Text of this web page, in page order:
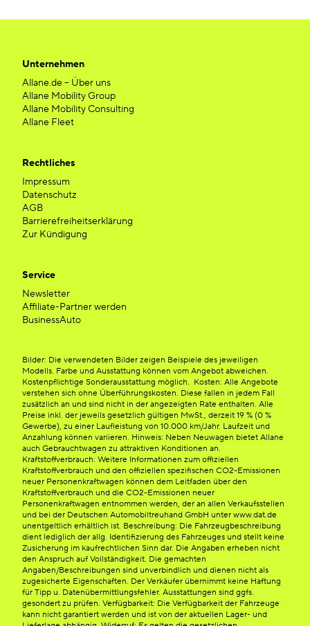
Unternehmen
Allane.de – Über uns
Allane Mobility Group
Allane Mobility Consulting
Allane Fleet
Rechtliches
Impressum
Datenschutz
AGB
Barrierefreiheitserklärung
Zur Kündigung
Service
Newsletter
Affiliate-Partner werden
BusinessAuto
Bilder: Die verwendeten Bilder zeigen Beispiele des jeweiligen
Modells. Farbe und Ausstattung können vom Angebot abweichen.
Kostenpflichtige Sonderausstattung möglich. Kosten: Alle Angebote
verstehen sich ohne Überführungskosten. Diese fallen in jedem Fall
zusätzlich an und sind nicht in der angezeigten Rate enthalten. Alle
Preise inkl. der jeweils gesetzlich gültigen MwSt., derzeit 19 % (0 %
Gewerbe), zu einer Laufleistung von 10.000 km/Jahr. Laufzeit und
Anzahlung können variieren. Hinweis: Neben Neuwagen bietet Allane
auch Gebrauchtwagen zu attraktiven Konditionen an.
Kraftstoffverbrauch: Weitere Informationen zum offiziellen
Kraftstoffverbrauch und den offiziellen spezifischen CO2-Emissionen
neuer Personenkraftwagen können dem Leitfaden über den
Kraftstoffverbrauch und die CO2-Emissionen neuer
Personenkraftwagen entnommen werden, der an allen Verkaufsstellen
und bei der Deutschen Automobiltreuhand GmbH unter www.dat.de
unentgeltlich erhältlich ist. Beschreibung: Die Fahrzeugbeschreibung
dient lediglich der allg. Identifizierung des Fahrzeuges und stellt keine
Zusicherung im kaufrechtlichen Sinn dar. Die Angaben erheben nicht
den Anspruch auf Vollständigkeit. Die gemachten
Angaben/Beschreibungen sind unverbindlich und dienen nicht als
zugesicherte Eigenschaften. Der Verkäufer übernimmt keine Haftung
für Tipp u. Datenübermittlungsfehler. Ausstattungen sind ggfs.
gesondert zu prüfen. Verfügbarkeit: Die Verfügbarkeit der Fahrzeuge
kann nicht garantiert werden und ist von der aktuellen Lager- und